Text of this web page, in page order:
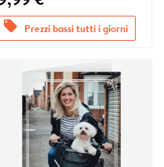
offers Prezzi bassi tutti i giorni